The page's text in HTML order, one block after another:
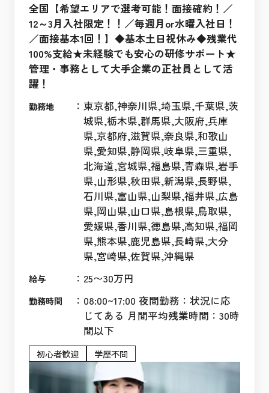
全国【希望エリアで選考可能！面接確約！／
12～3月入社限定！！／毎週月or水曜入社日！
／面接基本1回！】◆基本土日祝休み◆残業代
100%支給★未経験でも安心の研修サポート★
管理・事務として大手企業の正社員として活
躍！
勤務地 ： 東京都,神奈川県,埼玉県,千葉県,茨
城県,栃木県,群馬県,大阪府,兵庫
県,京都府,滋賀県,奈良県,和歌山
県,愛知県,静岡県,岐阜県,三重県,
北海道,宮城県,福島県,青森県,岩手
県,山形県,秋田県,新潟県,長野県,
石川県,富山県,山梨県,福井県,広島
県,岡山県,山口県,島根県,鳥取県,
愛媛県,香川県,徳島県,高知県,福岡
県,熊本県,鹿児島県,長崎県,大分
県,宮崎県,佐賀県,沖縄県
給与 ： 25〜30万円
勤務時間 ： 08:00~17:00 夜間勤務：状況に応
じてある 月間平均残業時間：30時
間以下
初心者歓迎 学歴不問